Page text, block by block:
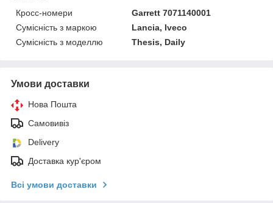
Кросс-номери
Garrett 7071140001
Сумісність з маркою
Lancia, Iveco
Сумісність з моделлю
Thesis, Daily
Умови доставки
Нова Пошта
Самовивіз
Delivery
Доставка кур'єром
Всі умови доставки